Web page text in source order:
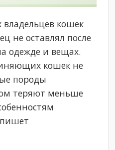
кошек
не оставлял после
одежде и вещах.
кошек не
породы
теряют меньше